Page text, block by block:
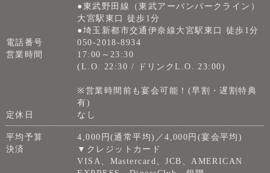
●東武野田線（東武アーバンパークライン）
大宮駅東口 徒歩1分
●埼玉新都市交通伊奈線大宮駅東口 徒歩1分
電話番号
050-2018-8934
営業時間
17:00～23:30
(L.O. 22:30 / ドリンクL.O. 23:00)
※営業時間前も宴会可能！(早割・遅割特典
有)
定休日
なし
平均予算
4,000円(通常平均)／4,000円(宴会平均)
決済
▼クレジットカード
VISA、Mastercard、JCB、AMERICAN